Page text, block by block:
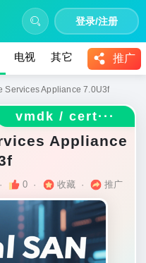
登录/注册
电视 其它 教程 推广
Services Appliance 7.0U3f
vmdk / cert···
Appliance
· 0 · 收藏 · 推广